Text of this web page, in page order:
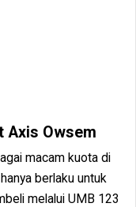
Axis Owsem
macam kuota di
berlaku untuk
melalui UMB 123